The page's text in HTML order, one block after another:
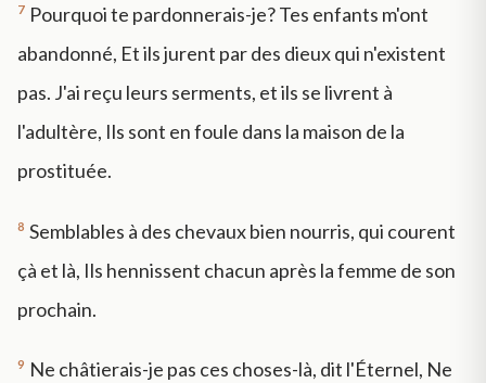
7 Pourquoi te pardonnerais-je? Tes enfants m'ont
abandonné, Et ils jurent par des dieux qui n'existent
pas. J'ai reçu leurs serments, et ils se livrent à
l'adultère, Ils sont en foule dans la maison de la
prostituée.
8 Semblables à des chevaux bien nourris, qui courent
çà et là, Ils hennissent chacun après la femme de son
prochain.
9 Ne châtierais-je pas ces choses-là, dit l'Éternel, Ne